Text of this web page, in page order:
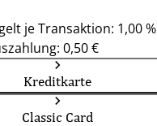
je Transaktion: 1,00 %
0,50 €
Kreditkarte
Classic Card